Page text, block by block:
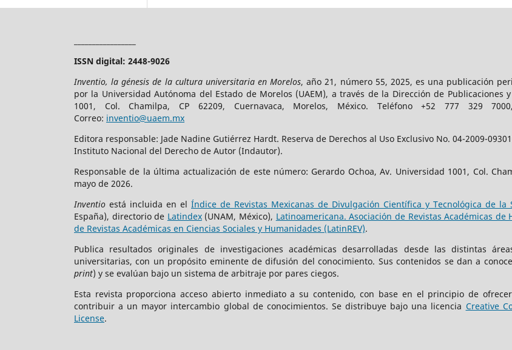
ISSN digital: 2448-9026
Inventio, la génesis de la cultura universitaria en Morelos, año 21, número 55, 2025, es una publicación
por la Universidad Autónoma del Estado de Morelos (UAEM), a través de la Dirección de Publicaciones
1001, Col. Chamilpa, CP 62209, Cuernavaca, Morelos, México. Teléfono +52 777 329
Correo: inventio@uaem.mx
Editora responsable: Jade Nadine Gutiérrez Hardt. Reserva de Derechos al Uso Exclusivo No. 04-2009-
Instituto Nacional del Derecho de Autor (Indautor).
Responsable de la última actualización de este número: Gerardo Ochoa, Av. Universidad 1001, Col.
mayo de 2026.
Inventio está incluida en el Índice de Revistas Mexicanas de Divulgación Científica y Tecnológica de la
España), directorio de Latindex(UNAM, México), Latinoamericana. Asociación de Revistas Académicas de
de Revistas Académicas en Ciencias Sociales y Humanidades (LatinREV).
Publica resultados originales de investigaciones académicas desarrolladas desde las distintas
universitarias, con un propósito eminente de difusión del conocimiento. Sus contenidos se dan a
print) y se evalúan bajo un sistema de arbitraje por pares ciegos.
Esta revista proporciona acceso abierto inmediato a su contenido, con base en el principio de
contribuir a un mayor intercambio global de conocimientos. Se distribuye bajo una licencia Creative
License.